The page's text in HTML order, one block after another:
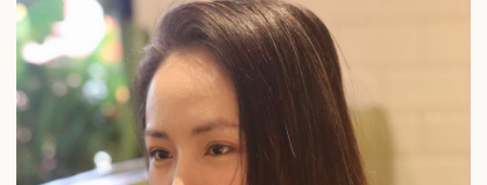
Doanh nhân
Vì cộng đồng
Trải nghiệm
Chuyển đổi số